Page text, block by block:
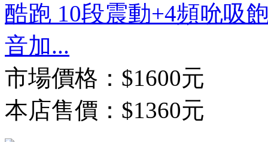
酷跑 10段震動+4頻吮吸
音加...
市場價格： $1600元
本店售價： $1360元